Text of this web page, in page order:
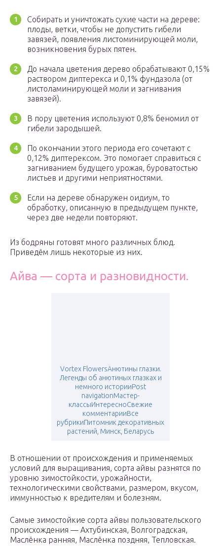
Собирать и уничтожать сухие части на дереве:
плоды, ветки, чтобы не допустить гибели
завязей, появления листоминирующей моли,
возникновения бурых пятен.
До начала цветения дерево обрабатывают 0,15%
раствором диптерекса и 0,1% фундазола (от
листоламинирующей моли и загнивания
завязей).
В пору цветения используют 0,8% беномил от
гибели зародышей.
По окончании этого периода его сочетают с
0,12% диптерексом. Это помогает справиться с
загниванием будущего урожая, буроватостью
листьев и другими неприятностями.
Если на дереве обнаружен оидиум, то
обработку, описанную в предыдущем пункте,
через две недели повторяют.
Из бодряны готовят много различных блюд.
Приведём лишь некоторые из них.
Айва — сорта и разновидности.
Vortex FlowersАнютины глазки.
Легенды об анютиных глазках и
немного историиPost
navigationМастер-
классыИнтересноСвежие
комментарииВсе
рубрикиПитомник декоративных
растений, Минск, Беларусь
В отношении от происхождения и применяемых
условий для выращивания, сорта айвы разнятся по
уровню зимостойкости, урожайности,
технологическими свойствами, размером, вкусом,
иммунностью к вредителям и болезням.
Самые зимостойкие сорта айвы пользовательского
происхождения — Ахтубинская, Волгоградская,
Маслёнка ранняя, Маслёнка поздняя, Тепловская.